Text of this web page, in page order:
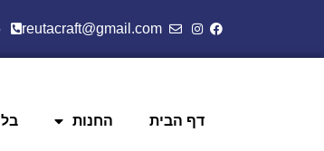
reutacraft@gmail.com
דף הבית החנות